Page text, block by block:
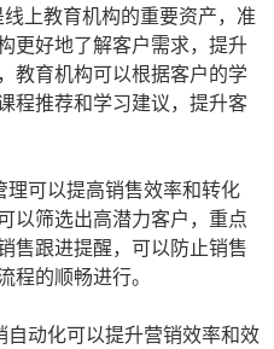
上教育机构的重要资产，准
更好地了解客户需求，提升
教育机构可以根据客户的学
程推荐和学习建议，提升客
可以提高销售效率和转化
以筛选出高潜力客户，重点
售跟进提醒，可以防止销售
程的顺畅进行。
动化可以提升营销效率和效